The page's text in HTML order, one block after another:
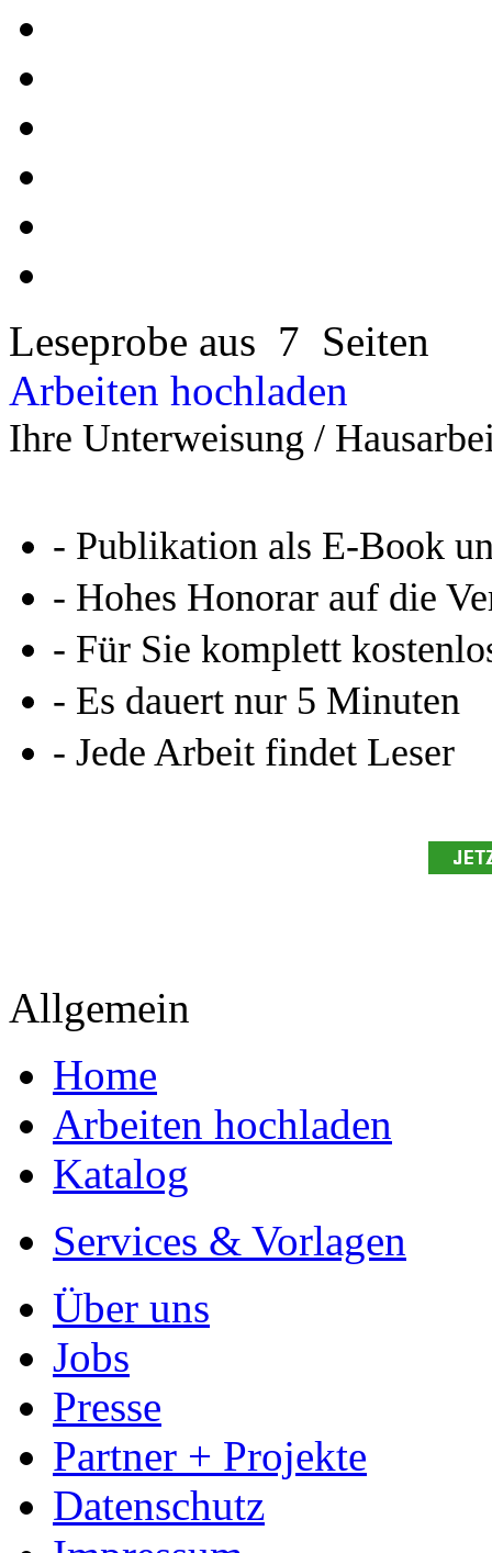
Leseprobe aus 7 Seiten
Arbeiten hochladen
Ihre Unterweisung /
- Publikation als E-Book
- Hohes Honorar auf die
- Für Sie komplett
- Es dauert nur 5 Minuten
- Jede Arbeit findet Leser
Allgemein
Home
Arbeiten hochladen
Katalog
Services & Vorlagen
Über uns
Jobs
Presse
Partner + Projekte
Datenschutz